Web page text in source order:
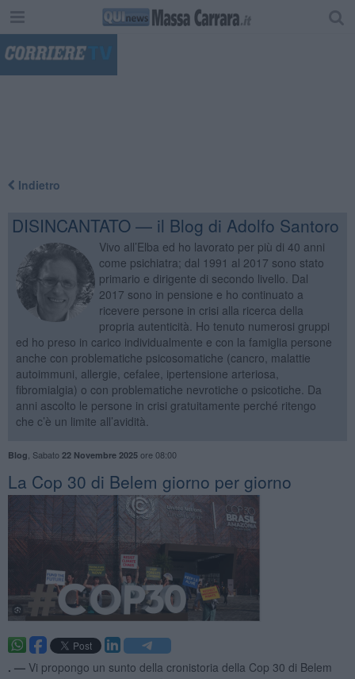
Indietro
DISINCANTATO — il Blog di Adolfo Santoro
Vivo all’Elba ed ho lavorato per più di 40 anni
come psichiatra; dal 1991 al 2017 sono stato
primario e dirigente di secondo livello. Dal
2017 sono in pensione e ho continuato a
ricevere persone in crisi alla ricerca della
propria autenticità. Ho tenuto numerosi gruppi
ed ho preso in carico individualmente e con la famiglia persone
anche con problematiche psicosomatiche (cancro, malattie
autoimmuni, allergie, cefalee, ipertensione arteriosa,
fibromialgia) o con problematiche nevrotiche o psicotiche. Da
anni ascolto le persone in crisi gratuitamente perché ritengo
che c’è un limite all’avidità.
Blog Sabato 22 Novembre 2025ore 08:00
​La Cop 30 di Belem giorno per giorno
. — Vi propongo un sunto della cronistoria della Cop 30 di Belem